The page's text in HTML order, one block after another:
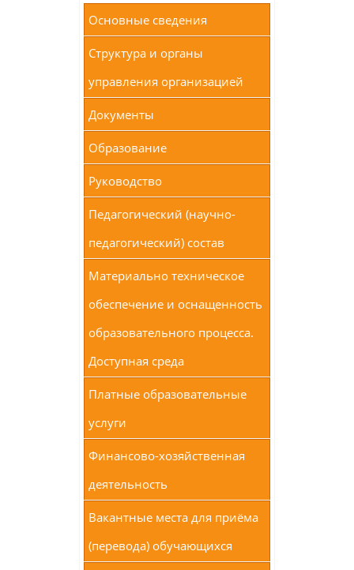
Основные сведения
Структура и органы
управления организацией
Документы
Образование
Руководство
Педагогический (научно-
педагогический) состав
Материально техническое
обеспечение и оснащенность
образовательного процесса.
Доступная среда
Платные образовательные
услуги
Финансово-хозяйственная
деятельность
Вакантные места для приёма
(перевода) обучающихся